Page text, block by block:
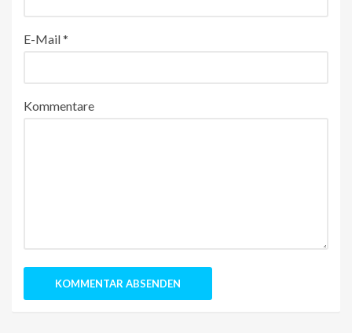
E-Mail*
Kommentare